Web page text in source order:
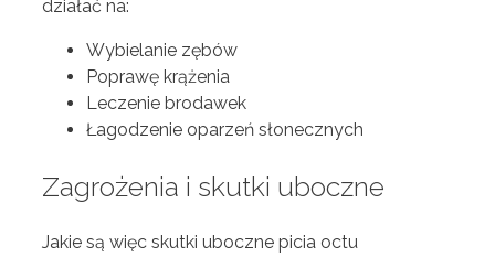
działać na:
Wybielanie zębów
Poprawę krążenia
Leczenie brodawek
Łagodzenie oparzeń słonecznych
Zagrożenia i skutki uboczne
Jakie są więc skutki uboczne picia octu